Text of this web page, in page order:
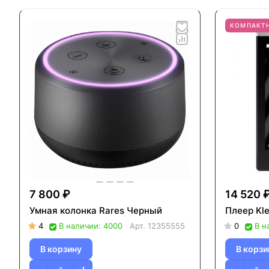
7 800 ₽
Умная колонка Rares Черный
4 В наличии: 4000 Арт. 12355555
В корзину
14 520
Плеер
0 В
В